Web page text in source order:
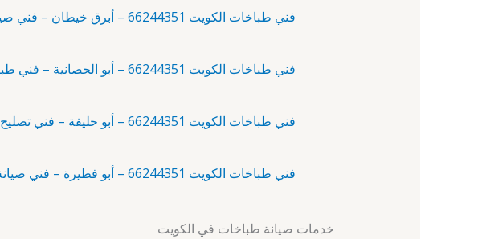
فني طباخات الكويت 66244351 – أبرق خيطان – فني صيانة طباخات
فني طباخات الكويت 66244351 – أبو الحصانية – فني طباخات
فني طباخات الكويت 66244351 – أبو حليفة – فني تصليح طباخات
فني طباخات الكويت 66244351 – أبو فطيرة – فني صيانة طباخات
خدمات صيانة طباخات في الكويت